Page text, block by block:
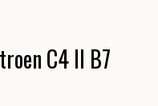
C4 II B7